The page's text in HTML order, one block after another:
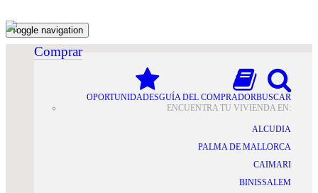
Toggle navigation
Comprar
BUSCAR
GUÍA DEL COMPRADOR
OPORTUNIDADES
ENCUENTRA TU VIVIENDA EN:
ALCUDIA
PALMA DE MALLORCA
CAIMARI
BINISSALEM